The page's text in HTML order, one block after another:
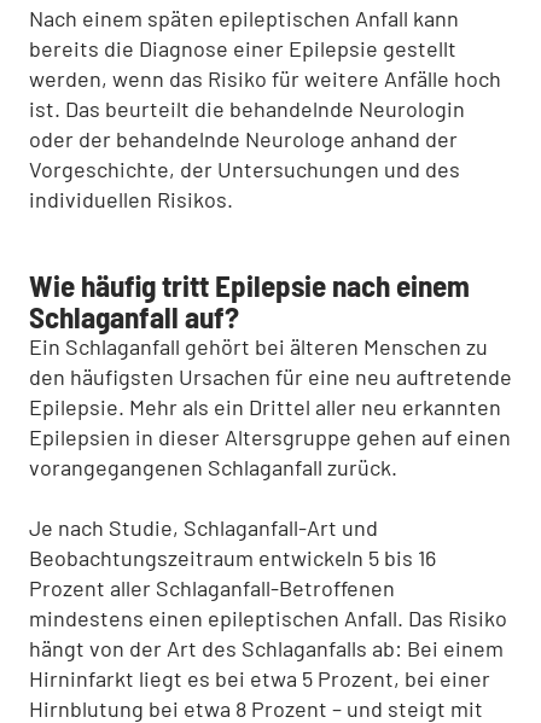
Nach einem späten epileptischen Anfall kann
bereits die Diagnose einer Epilepsie gestellt
werden, wenn das Risiko für weitere Anfälle hoch
ist. Das beurteilt die behandelnde Neurologin
oder der behandelnde Neurologe anhand der
Vorgeschichte, der Untersuchungen und des
individuellen Risikos.
Wie häufig tritt Epilepsie nach einem
Schlaganfall auf?
Ein Schlaganfall gehört bei älteren Menschen zu
den häufigsten Ursachen für eine neu auftretende
Epilepsie. Mehr als ein Drittel aller neu erkannten
Epilepsien in dieser Altersgruppe gehen auf einen
vorangegangenen Schlaganfall zurück.
Je nach Studie, Schlaganfall-Art und
Beobachtungszeitraum entwickeln 5 bis 16
Prozent aller Schlaganfall-Betroffenen
mindestens einen epileptischen Anfall. Das Risiko
hängt von der Art des Schlaganfalls ab: Bei einem
Hirninfarkt liegt es bei etwa 5 Prozent, bei einer
Hirnblutung bei etwa 8 Prozent – und steigt mit